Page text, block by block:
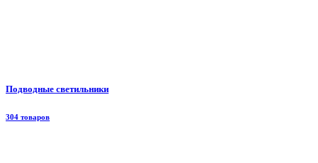
Подводные светильники
304 товаров